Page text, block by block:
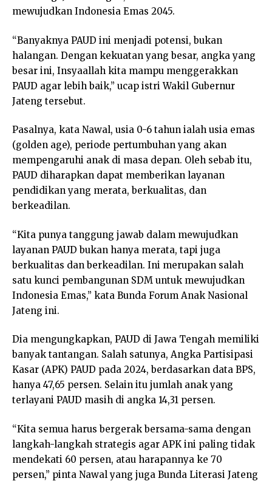
mewujudkan Indonesia Emas 2045.
“Banyaknya PAUD ini menjadi potensi, bukan
halangan. Dengan kekuatan yang besar, angka yang
besar ini, Insyaallah kita mampu menggerakkan
PAUD agar lebih baik,” ucap istri Wakil Gubernur
Jateng tersebut.
Pasalnya, kata Nawal, usia 0-6 tahun ialah usia emas
(golden age), periode pertumbuhan yang akan
mempengaruhi anak di masa depan. Oleh sebab itu,
PAUD diharapkan dapat memberikan layanan
pendidikan yang merata, berkualitas, dan
berkeadilan.
“Kita punya tanggung jawab dalam mewujudkan
layanan PAUD bukan hanya merata, tapi juga
berkualitas dan berkeadilan. Ini merupakan salah
satu kunci pembangunan SDM untuk mewujudkan
Indonesia Emas,” kata Bunda Forum Anak Nasional
Jateng ini.
Dia mengungkapkan, PAUD di Jawa Tengah memiliki
banyak tantangan. Salah satunya, Angka Partisipasi
Kasar (APK) PAUD pada 2024, berdasarkan data BPS,
hanya 47,65 persen. Selain itu jumlah anak yang
terlayani PAUD masih di angka 14,31 persen.
“Kita semua harus bergerak bersama-sama dengan
langkah-langkah strategis agar APK ini paling tidak
mendekati 60 persen, atau harapannya ke 70
persen,” pinta Nawal yang juga Bunda Literasi Jateng